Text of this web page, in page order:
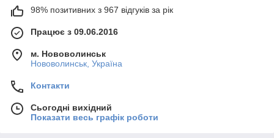
98% позитивних з 967 відгуків за рік
Працює з 09.06.2016
м. Нововолинськ
Нововолинськ, Україна
Контакти
Сьогодні вихідний
Показати весь графік роботи